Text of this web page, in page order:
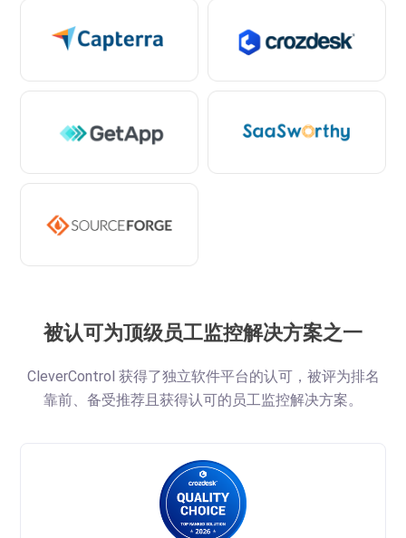
被认可为顶级员工监控解决方案之一
CleverControl 获得了独立软件平台的认可，被评为排名
靠前、备受推荐且获得认可的员工监控解决方案。